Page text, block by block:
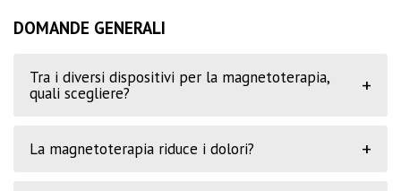
DOMANDE GENERALI
Tra i diversi dispositivi per la magnetoterapia,
quali scegliere?
+
La magnetoterapia riduce i dolori? +